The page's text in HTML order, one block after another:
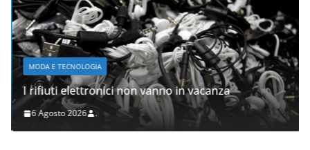
MODA E TECNOLOGIA
I rifiuti elettronici non vanno in vacanza
6 Agosto 2026 .